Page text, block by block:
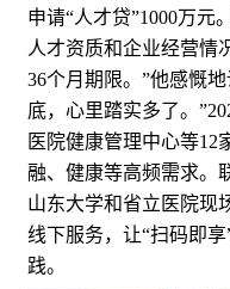
申请“人才贷”1000万元
人才资质和企业经营情
36个月期限。”他感慨
底，心里踏实多了。
医院健康管理中心等12
融、健康等高频需求。
山东大学和省立医院现
线下服务，让“扫码即
践。